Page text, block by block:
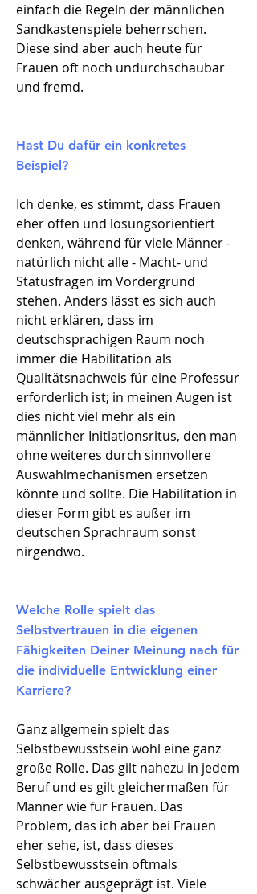
einfach die Regeln der männlichen
Sandkastenspiele beherrschen.
Diese sind aber auch heute für
Frauen oft noch undurchschaubar
und fremd.
Hast Du dafür ein konkretes
Beispiel?
Ich denke, es stimmt, dass Frauen
eher offen und lösungsorientiert
denken, während für viele Männer -
natürlich nicht alle - Macht- und
Statusfragen im Vordergrund
stehen. Anders lässt es sich auch
nicht erklären, dass im
deutschsprachigen Raum noch
immer die Habilitation als
Qualitätsnachweis für eine Professur
erforderlich ist; in meinen Augen ist
dies nicht viel mehr als ein
männlicher Initiationsritus, den man
ohne weiteres durch sinnvollere
Auswahlmechanismen ersetzen
könnte und sollte. Die Habilitation in
dieser Form gibt es außer im
deutschen Sprachraum sonst
nirgendwo.
Welche Rolle spielt das
Selbstvertrauen in die eigenen
Fähigkeiten Deiner Meinung nach für
die individuelle Entwicklung einer
Karriere?
Ganz allgemein spielt das
Selbstbewusstsein wohl eine ganz
große Rolle. Das gilt nahezu in jedem
Beruf und es gilt gleichermaßen für
Männer wie für Frauen. Das
Problem, das ich aber bei Frauen
eher sehe, ist, dass dieses
Selbstbewusstsein oftmals
schwächer ausgeprägt ist. Viele